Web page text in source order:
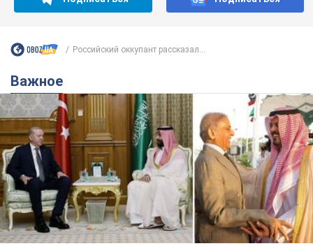
Саудовская Аравия, Турция и Пакистан
создали азиатский аналог НАТО: что известно
Договор предусматривает взаимную поддержку в случае
нападения на одно из государств
8.08.2026 00:22 4,7 т.
В Прикарпатье после аномальной